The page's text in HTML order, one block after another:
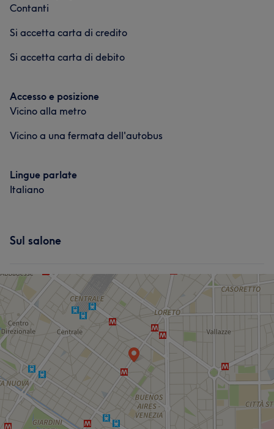
Contanti
Si accetta carta di credito
Si accetta carta di debito
Accesso e posizione
Vicino alla metro
Vicino a una fermata dell'autobus
Lingue parlate
Italiano
Sul salone